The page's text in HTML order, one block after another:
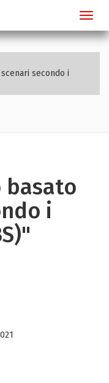
secondo i
basato
i